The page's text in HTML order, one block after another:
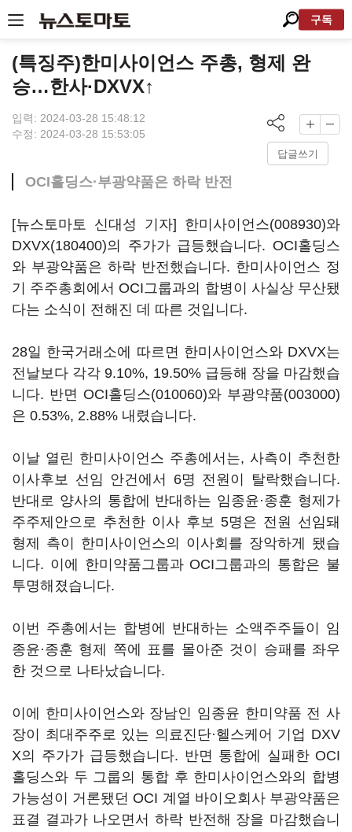
구독
(특징주)한미사이언스 주총, 형제 완
승…한사·DXVX↑
입력: 2024-03-28 15:48:12
수정: 2024-03-28 15:53:05
답글쓰기
OCI홀딩스·부광약품은 하락 반전
[뉴스토마토 신대성 기자] 한미사이언스(008930)와
DXVX(180400)의 주가가 급등했습니다. OCI홀딩스
와 부광약품은 하락 반전했습니다. 한미사이언스 정
기 주주총회에서 OCI그룹과의 합병이 사실상 무산됐
다는 소식이 전해진 데 따른 것입니다.
28일 한국거래소에 따르면 한미사이언스와 DXVX는
전날보다 각각 9.10%, 19.50% 급등해 장을 마감했습
니다. 반면 OCI홀딩스(010060)와 부광약품(003000)
은 0.53%, 2.88% 내렸습니다.
이날 열린 한미사이언스 주총에서는, 사측이 추천한
이사후보 선임 안건에서 6명 전원이 탈락했습니다.
반대로 양사의 통합에 반대하는 임종윤·종훈 형제가
주주제안으로 추천한 이사 후보 5명은 전원 선임돼
형제 측이 한미사이언스의 이사회를 장악하게 됐습
니다. 이에 한미약품그룹과 OCI그룹과의 통합은 불
투명해졌습니다.
이번 주총에서는 합병에 반대하는 소액주주들이 임
종윤·종훈 형제 쪽에 표를 몰아준 것이 승패를 좌우
한 것으로 나타났습니다.
이에 한미사이언스와 장남인 임종윤 한미약품 전 사
장이 최대주주로 있는 의료진단·헬스케어 기업 DXV
X의 주가가 급등했습니다. 반면 통합에 실패한 OCI
홀딩스와 두 그룹의 통합 후 한미사이언스와의 합병
가능성이 거론됐던 OCI 계열 바이오회사 부광약품은
표결 결과가 나오면서 하락 반전해 장을 마감했습니